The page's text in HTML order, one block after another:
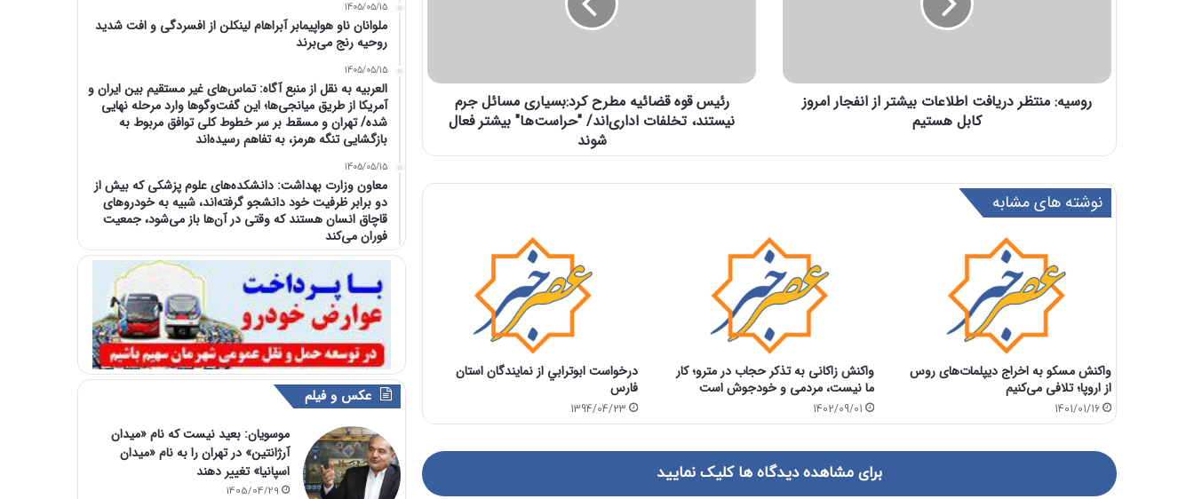
روسیه: منتظر دریافت اطلاعات بیشتر از انفجار امروز
کابل هستیم
رئیس قوه قضائیه مطرح کرد:بسیاری مسائل جرم
نیستند، تخلفات اداری‌اند/ "حراست‌ها" بیشتر فعال
شوند
نوشته های مشابه
واکنش مسکو به اخراج دیپلمات‌های روس
از اروپا؛ تلافی می‌کنیم
1401/01/16
واکنش زاکانی به تذکر حجاب در مترو؛ کار
ما نیست، مردمی و خودجوش است
1402/09/01
درخواست ابوترابي از نمايندگان استان
فارس
1394/04/23
برای مشاهده دیدگاه ها کلیک نمایید
1405/05/15
ملوانان ناو هواپیمابر آبراهام لینکلن از افسردگی و افت شدید
روحیه رنج می‌برند
1405/05/15
العربیه به نقل از منبع آگاه: تماس‌های غیر مستقیم بین ایران و
آمریکا از طریق میانجی‌ها؛ این گفت‌و‌گو‌ها وارد مرحله نهایی
شده/ تهران و مسقط بر سر خطوط کلی توافق مربوط به
بازگشایی تنگه هرمز، به تفاهم رسیده‌اند
1405/05/15
معاون وزارت بهداشت: دانشکده‌های علوم پزشکی که بیش از
دو برابر ظرفیت خود دانشجو گرفته‌اند، شبیه به خودرو‌های
قاچاق انسان هستند که وقتی در آن‌ها باز می‌شود، جمعیت
فوران می‌کند
عکس و فیلم
موسویان: بعید نیست که نام «میدان
آرژانتین» در تهران را به نام «میدان
اسپانیا» تغییر دهند
1405/04/29